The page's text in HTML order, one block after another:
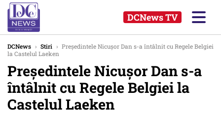
DCNews TV
DCNews › Stiri › Președintele Nicuşor Dan s-a întâlnit cu Regele Belgiei
la Castelul Laeken
Președintele Nicuşor Dan s-a
întâlnit cu Regele Belgiei la
Castelul Laeken